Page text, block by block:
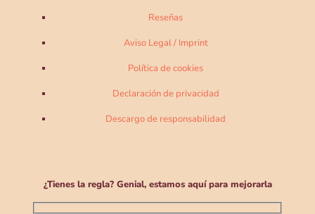
Reseñas
Aviso Legal / Imprint
Política de cookies
Declaración de privacidad
Descargo de responsabilidad
¿Tienes la regla? Genial, estamos aquí para mejorarla